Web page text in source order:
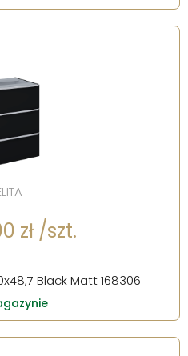
zł /szt.
Black Matt 168306